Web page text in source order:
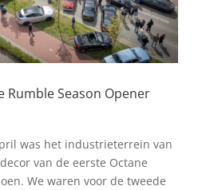
Rumble Season Opener
was het industrieterrein van
van de eerste Octane
We waren voor de tweede